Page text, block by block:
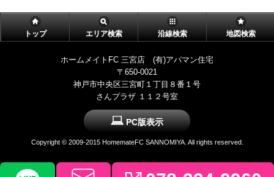
トップ エリア検索 沿線検索 地図検索
ホームメイトFC 三宮店 (有)アパマン住宅
〒650-0021
神戸市中央区三宮町１丁目８番１号
さんプラザ １１２号室
PC版表示
Copyright © 2009-2015 HomemateFC SANNOMIYA. All rights reserved.